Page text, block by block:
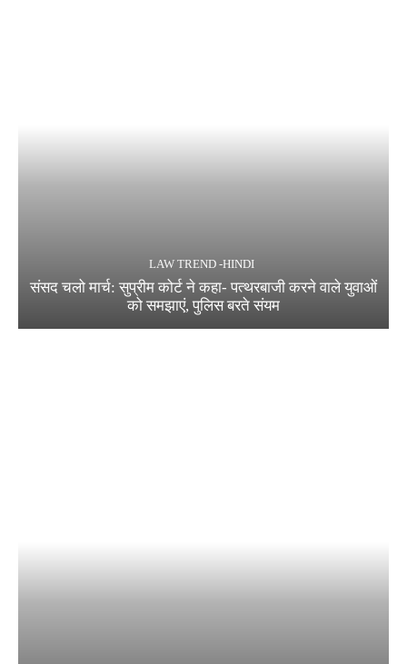
LAW TREND -HINDI
संसद चलो मार्च: सुप्रीम कोर्ट ने कहा- पत्थरबाजी करने वाले युवाओं
को समझाएं, पुलिस बरते संयम